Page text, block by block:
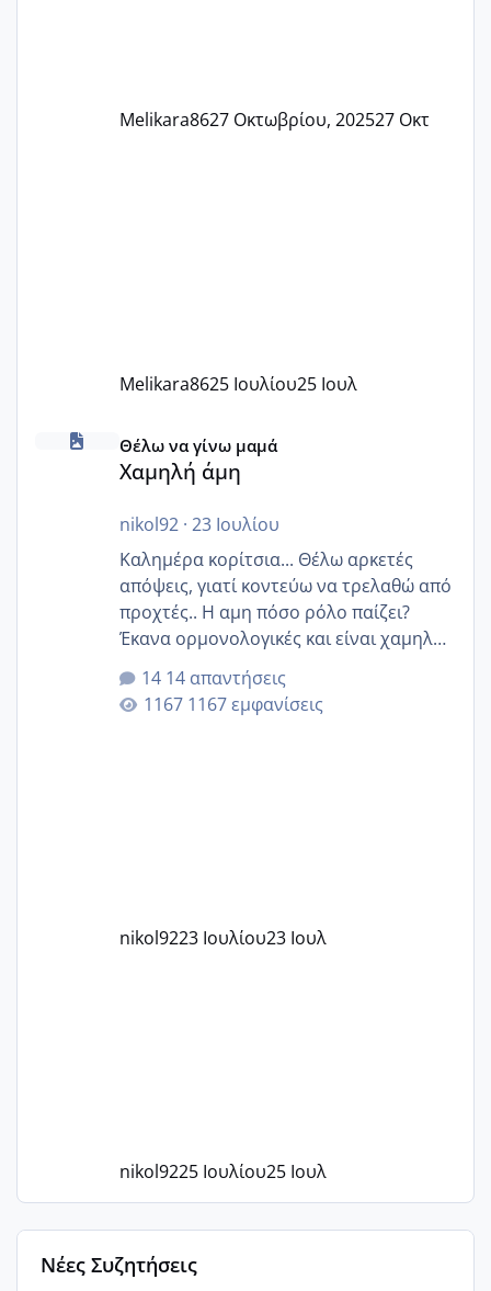
Melikara8627 Οκτωβρίου, 202527 Οκτ
Melikara8625 Ιουλίου25 Ιουλ
Χαμηλή άμη
Θέλω να γίνω μαμά
Χαμηλή άμη
nikol92· 23 Ιουλίου
Καλημέρα κορίτσια... Θέλω αρκετές
απόψεις, γιατί κοντεύω να τρελαθώ από
προχτές.. Η αμη πόσο ρόλο παίζει?
Έκανα ορμονολογικές και είναι χαμηλή
για την ηλικία μου.. Είχα ήδη μια
εγκυμοσύνη, που έπρεπε να τερματιστεί
στην 27η εβδομάδα και προσπαθώ 7
14 απαντήσεις
1167 εμφανίσεις
nikol9223 Ιουλίου23 Ιουλ
nikol9225 Ιουλίου25 Ιουλ
Νέες Συζητήσεις